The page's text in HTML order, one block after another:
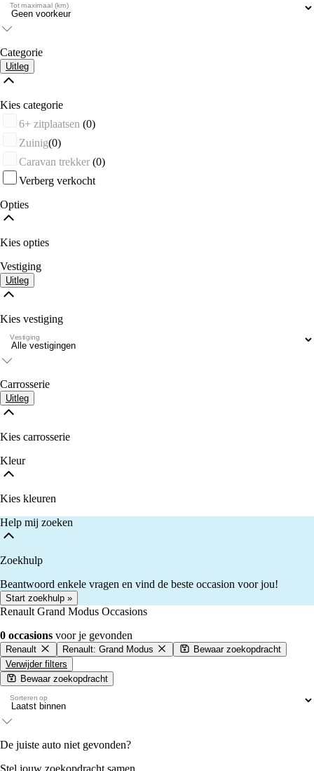
Tot maximaal (km)
Categorie
Uitleg
Kies categorie
6+ zitplaatsen (0)
Zuinig(0)
Caravan trekker (0)
Verberg verkocht
Opties
Kies opties
Vestiging
Uitleg
Kies vestiging
Vestiging
Carrosserie
Uitleg
Kies carrosserie
Kleur
Kies kleuren
Help mij zoeken
Zoekhulp
Beantwoord enkele vragen en vind de beste occasion voor jou!
Start zoekhulp »
Renault Grand Modus Occasions
0 occasions voor je gevonden
Renault Renault: Grand Modus
Bewaar zoekopdracht
Verwijder filters
Bewaar zoekopdracht
Sorteren op
De juiste auto niet gevonden?
Stel jouw zoekopdracht samen